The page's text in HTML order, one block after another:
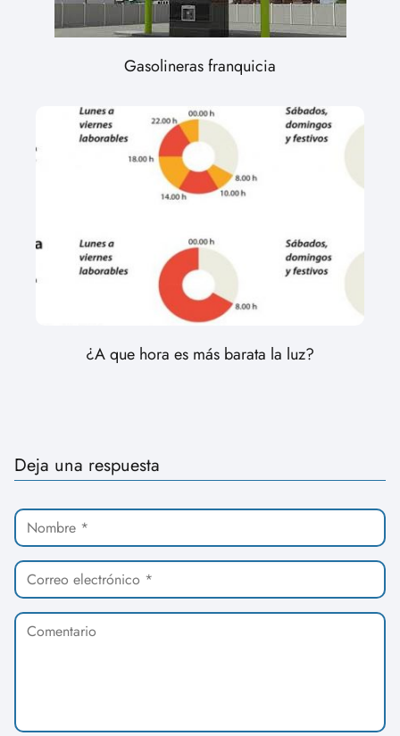
Gasolineras franquicia
¿A que hora es más barata la luz?
Deja una respuesta